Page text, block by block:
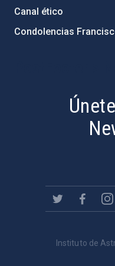
Canal ético
Condolencias
Instituto de